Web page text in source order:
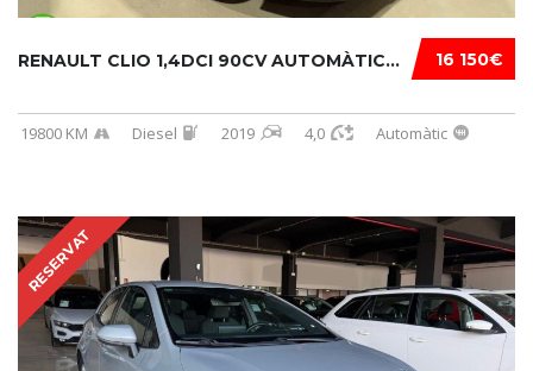
16 150€
RENAULT CLIO 1,4DCI 90CV AUTOMÀTIC...
19800 KM Diesel 2019 4,0 Automàtic
RESERVAT